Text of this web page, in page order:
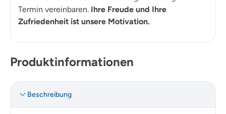
Termin vereinbaren. Ihre Freude und Ihre
Zufriedenheit ist unsere Motivation.
Produktinformationen
Beschreibung